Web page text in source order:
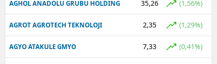
AGHOL ANADOLU GRUBU HOLDING 35,26 (1,56%)
AGROT AGROTECH TEKNOLOJI 2,35 (1,29%)
AGYO ATAKULE GMYO 7,33 (0,41%)